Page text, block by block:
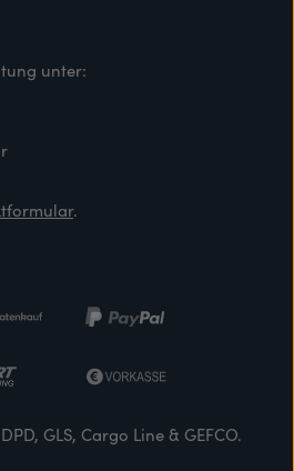
unter:
.
GLS, Cargo Line & GEFCO.